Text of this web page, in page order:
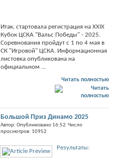
Итак, стартовала регистрация на XXIX
Кубок ЦСКА "Вальс Победы" - 2025.
Соревнования пройдут с 1 по 4 мая в
СК "Игровой" ЦСКА. Информационная
листовка опубликована на
официальном ...
Читать полностью
Большой Приз Динамо 2025
Автор: Опубликовано 16:52 Число
просмотров: 10952
Результаты: